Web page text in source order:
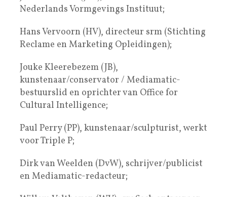
Nederlands Vormgevings Instituut;
Hans Vervoorn (HV), directeur srm (Stichting
Reclame en Marketing Opleidingen);
Jouke Kleerebezem (JB),
kunstenaar/conservator / Mediamatic-
bestuurslid en oprichter van Office for
Cultural Intelligence;
Paul Perry (PP), kunstenaar/sculpturist, werkt
voor Triple P;
Dirk van Weelden (DvW), schrijver/publicist
en Mediamatic-redacteur;